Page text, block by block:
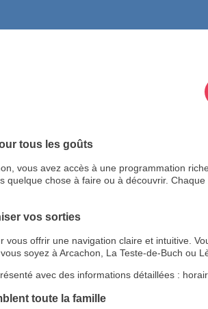
tous les goûts
vous avez accès à une programmation
quelque chose à faire ou à découvrir.
vos sorties
vous offrir une navigation claire et intuitive.
soyez à Arcachon, La Teste-de-Buch ou
avec des informations détaillées :
toute la famille